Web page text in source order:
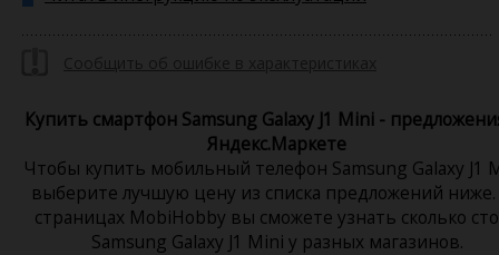
Купить смартфон Samsung Galaxy J1 Mini -
Яндекс.Маркете
Чтобы купить мобильный телефон Samsung Galaxy J1
выберите лучшую цену из списка предложений
страницах MobiHobby вы сможете узнать сколько
Samsung Galaxy J1 Mini у разных магазинов.